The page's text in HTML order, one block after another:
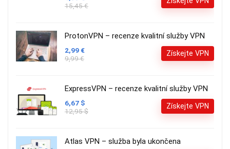
15,45 €
ProtonVPN – recenze kvalitní služby VPN
2,99 €
9,99 €
Získejte VPN
ExpressVPN – recenze kvalitní služby VPN
6,67 $
12,95 $
Získejte VPN
Atlas VPN – služba byla ukončena